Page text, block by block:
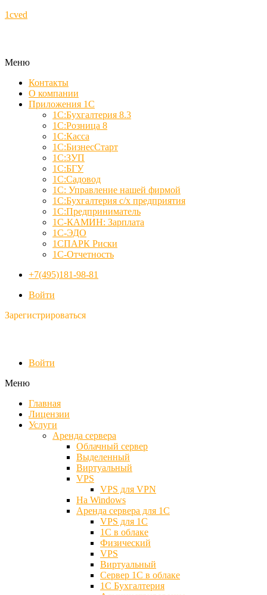
1cved
Меню
Контакты
О компании
Приложения 1С
1С:Бухгалтерия 8.3
1С:Розница 8
1С:Касса
1С:БизнесСтарт
1С:ЗУП
1С:БГУ
1С:Садовод
1С: Управление нашей фирмой
1С:Бухгалтерия с/х предприятия
1С:Предприниматель
1С-КАМИН: Зарплата
1С-ЭДО
1СПАРК Риски
1С-Отчетность
+7(495)181-98-81
Войти
Зарегистрироваться
Войти
Меню
Главная
Лицензии
Услуги
Аренда сервера
Облачный сервер
Выделенный
Виртуальный
VPS
VPS для VPN
На Windows
Аренда сервера для 1С
VPS для 1С
1С в облаке
Физический
VPS
Виртуальный
Сервер 1С в облаке
1С Бухгалтерия